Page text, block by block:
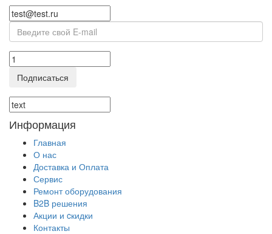
Подписаться
Информация
Главная
О нас
Доставка и Оплата
Сервис
Ремонт оборудования
B2B решения
Акции и cкидки
Контакты